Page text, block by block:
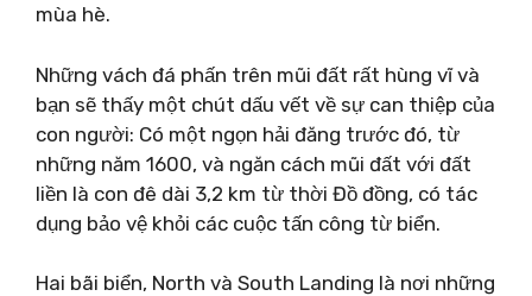
mùa hè.
Những vách đá phấn trên mũi đất rất hùng vĩ và
bạn sẽ thấy một chút dấu vết về sự can thiệp của
con người: Có một ngọn hải đăng trước đó, từ
những năm 1600, và ngăn cách mũi đất với đất
liền là con đê dài 3,2 km từ thời Đồ đồng, có tác
dụng bảo vệ khỏi các cuộc tấn công từ biển.
Hai bãi biển, North và South Landing là nơi những